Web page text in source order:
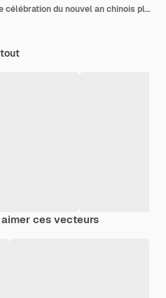
Collection d'ornements de célébration du nouvel an chinois plat
ces vecteurs